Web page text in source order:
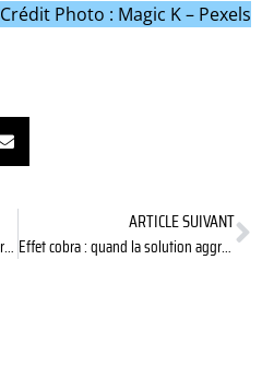
Crédit Photo : Magic K – Pexels
BPIFrance: un accompagnement personnalisé pour passer à l’action
ARTICLE SUIVANT
Effet cobra : quand la solution aggrave le problème